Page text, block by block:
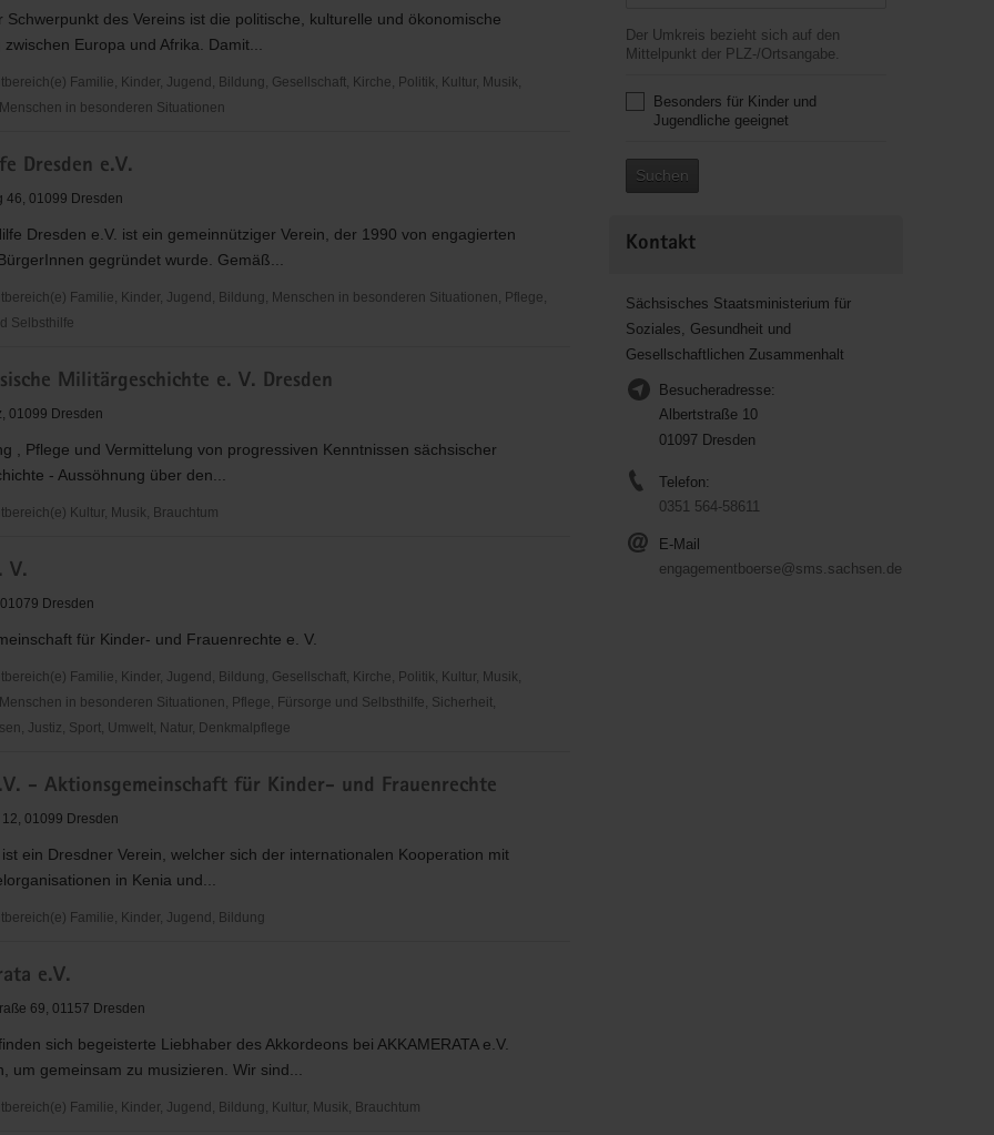
Schwerpunkt des Vereins ist die politische, kulturelle und ökonomische
Europa und Afrika. Damit...
Familie, Kinder, Jugend, Bildung, Gesellschaft, Kirche, Politik, Kultur, Musik,
in besonderen Situationen
Dresden e.V.
46, 01099 Dresden
Dresden e.V. ist ein gemeinnütziger Verein, der 1990 von engagierten
gegründet wurde. Gemäß...
Familie, Kinder, Jugend, Bildung, Menschen in besonderen Situationen, Pflege,
Selbsthilfe
Militärgeschichte e. V. Dresden
01099 Dresden
, Pflege und Vermittelung von progressiven Kenntnissen sächsischer
- Aussöhnung über den...
Kultur, Musik, Brauchtum
V.
Dresden
für Kinder- und Frauenrechte e. V.
Familie, Kinder, Jugend, Bildung, Gesellschaft, Kirche, Politik, Kultur, Musik,
in besonderen Situationen, Pflege, Fürsorge und Selbsthilfe, Sicherheit,
Justiz, Sport, Umwelt, Natur, Denkmalpflege
- Aktionsgemeinschaft für Kinder- und Frauenrechte
01099 Dresden
ist ein Dresdner Verein, welcher sich der internationalen Kooperation mit
in Kenia und...
Familie, Kinder, Jugend, Bildung
e.V.
69, 01157 Dresden
sich begeisterte Liebhaber des Akkordeons bei AKKAMERATA e.V.
um gemeinsam zu musizieren. Wir sind...
Familie, Kinder, Jugend, Bildung, Kultur, Musik, Brauchtum
Der Umkreis bezieht sich auf den
Mittelpunkt der PLZ-/Ortsangabe.
Besonders für Kinder und
Jugendliche geeignet
Suchen
Kontakt
Sächsisches Staatsministerium für
Soziales, Gesundheit und
Gesellschaftlichen Zusammenhalt
Besucheradresse:
Albertstraße 10
01097 Dresden
Telefon:
0351 564-58611
E-Mail
engagementboerse@sms.sachsen.de